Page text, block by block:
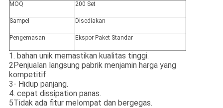
MOQ 200 Set
Sampel Disediakan
Pengemasan Ekspor Paket Standar
1. bahan unik memastikan kualitas tinggi.
2Penjualan langsung pabrik menjamin harga yang
kompetitif.
3- Hidup panjang.
4. cepat dissipation panas.
5Tidak ada fitur melompat dan bergegas.